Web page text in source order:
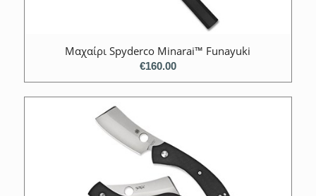
Μαχαίρι Spyderco Minarai™ Funayuki
€160.00